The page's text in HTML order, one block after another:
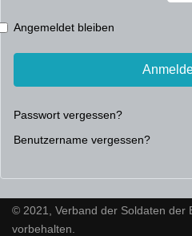
Angemeldet bleiben
Passwort vergessen?
Benutzername vergessen?
© 2021, Verband der Soldaten der
vorbehalten.